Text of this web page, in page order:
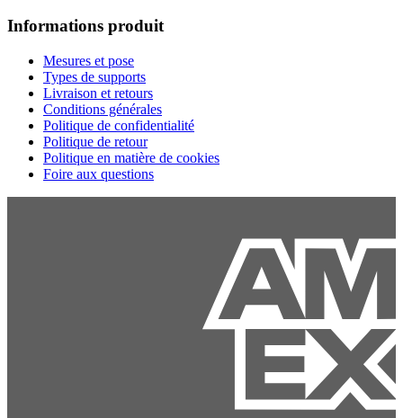
Informations produit
Mesures et pose
Types de supports
Livraison et retours
Conditions générales
Politique de confidentialité
Politique de retour
Politique en matière de cookies
Foire aux questions